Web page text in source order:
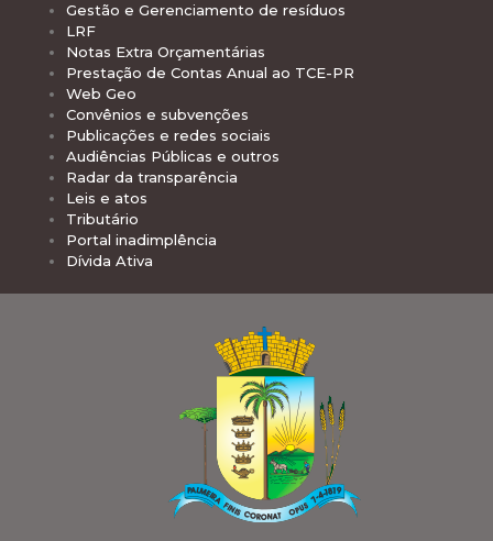
Gestão e Gerenciamento de resíduos
LRF
Notas Extra Orçamentárias
Prestação de Contas Anual ao TCE-PR
Web Geo
Convênios e subvenções
Publicações e redes sociais
Audiências Públicas e outros
Radar da transparência
Leis e atos
Tributário
Portal inadimplência
Dívida Ativa